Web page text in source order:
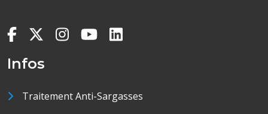
Infos
Traitement Anti-Sargasses